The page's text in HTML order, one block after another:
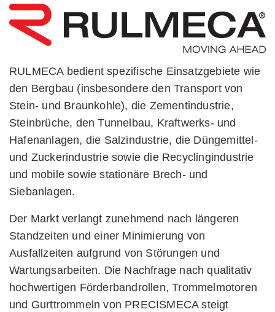
RULMECA bedient spezifische Einsatzgebiete wie
den Bergbau (insbesondere den Transport von
Stein- und Braunkohle), die Zementindustrie,
Steinbrüche, den Tunnelbau, Kraftwerks- und
Hafenanlagen, die Salzindustrie, die Düngemittel-
und Zuckerindustrie sowie die Recyclingindustrie
und mobile sowie stationäre Brech- und
Siebanlagen.
Der Markt verlangt zunehmend nach längeren
Standzeiten und einer Minimierung von
Ausfallzeiten aufgrund von Störungen und
Wartungsarbeiten. Die Nachfrage nach qualitativ
hochwertigen Förderbandrollen, Trommelmotoren
und Gurttrommeln von PRECISMECA steigt